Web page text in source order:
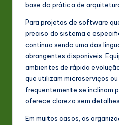
base da prática de
Para projetos de software
preciso do sistema e
continua sendo uma das
abrangentes disponíveis.
ambientes de rápida
que utilizam microserviços
frequentemente se inclinam
oferece clareza sem
Em muitos casos, as